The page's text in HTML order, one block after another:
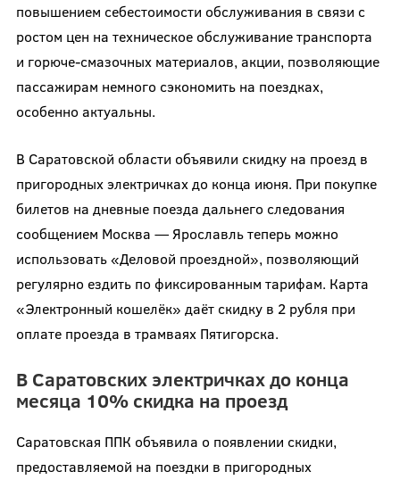
повышением себестоимости обслуживания в связи с
ростом цен на техническое обслуживание транспорта
и горюче-смазочных материалов, акции, позволяющие
пассажирам немного сэкономить на поездках,
особенно актуальны.
В Саратовской области объявили скидку на проезд в
пригородных электричках до конца июня. При покупке
билетов на дневные поезда дальнего следования
сообщением Москва — Ярославль теперь можно
использовать «Деловой проездной», позволяющий
регулярно ездить по фиксированным тарифам. Карта
«Электронный кошелёк» даёт скидку в 2 рубля при
оплате проезда в трамваях Пятигорска.
В Саратовских электричках до конца
месяца 10% скидка на проезд
Саратовская ППК объявила о появлении скидки,
предоставляемой на поездки в пригородных